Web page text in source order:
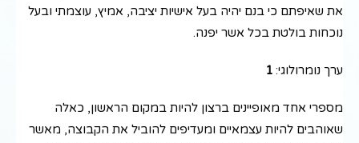
את שאיפתם כי בנם יהיה בעל אישיות יציבה, אמיץ, עוצמתי ובעל
נוכחות בולטת בכל אשר יפנה.
ערך נומרולוגי: 1
מספרי אחד מאופיינים ברצון להיות במקום הראשון, כאלה
שאוהבים להיות עצמאיים ומעדיפים להוביל את הקבוצה, מאשר